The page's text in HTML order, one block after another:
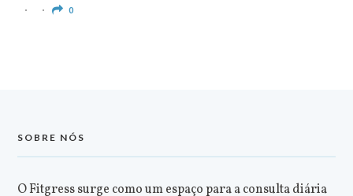
0
SOBRE NÓS
O Fitgress surge como um espaço para a consulta diária